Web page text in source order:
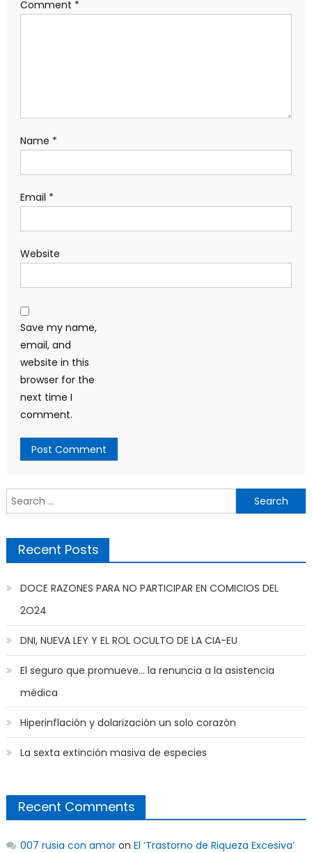
Comment *
Name *
Email *
Website
Save my name,
email, and
website in this
browser for the
next time I
comment.
Search
for:
Recent Posts
DOCE RAZONES PARA NO PARTICIPAR EN COMICIOS DEL
2O24
DNI, NUEVA LEY Y EL ROL OCULTO DE LA CIA-EU
El seguro que promueve… la renuncia a la asistencia
médica
Hiperinflación y dolarización un solo corazón
La sexta extinción masiva de especies
Recent Comments
007 rusia con amoron El ‘Trastorno de Riqueza Excesiva’